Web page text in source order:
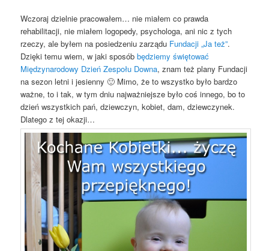
Wczoraj dzielnie pracowałem… nie miałem co prawda
rehabilitacji, nie miałem logopedy, psychologa, ani nic z tych
rzeczy, ale byłem na posiedzeniu zarządu Fundacji „Ja też”.
Dzięki temu wiem, w jaki sposóbbędziemy świętować
Międzynarodowy Dzień Zespołu Downa, znam też plany Fundacji
na sezon letni i jesienny 🙂 Mimo, że to wszystko było bardzo
ważne, to i tak, w tym dniu najważniejsze było coś innego, bo to
dzień wszystkich pań, dziewczyn, kobiet, dam, dziewczynek.
Dlatego z tej okazji…